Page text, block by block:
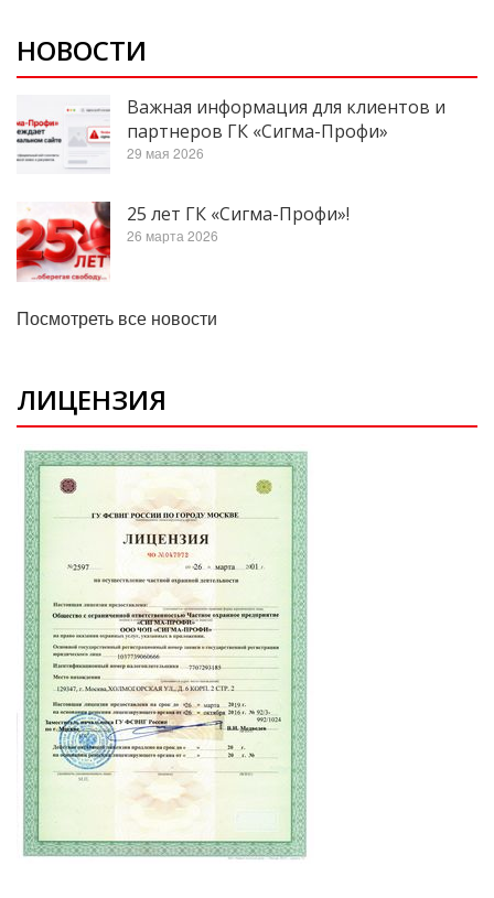
НОВОСТИ
Важная информация для клиентов и
партнеров ГК «Сигма-Профи»
29 мая 2026
25 лет ГК «Сигма-Профи»!
26 марта 2026
Посмотреть все новости
ЛИЦЕНЗИЯ